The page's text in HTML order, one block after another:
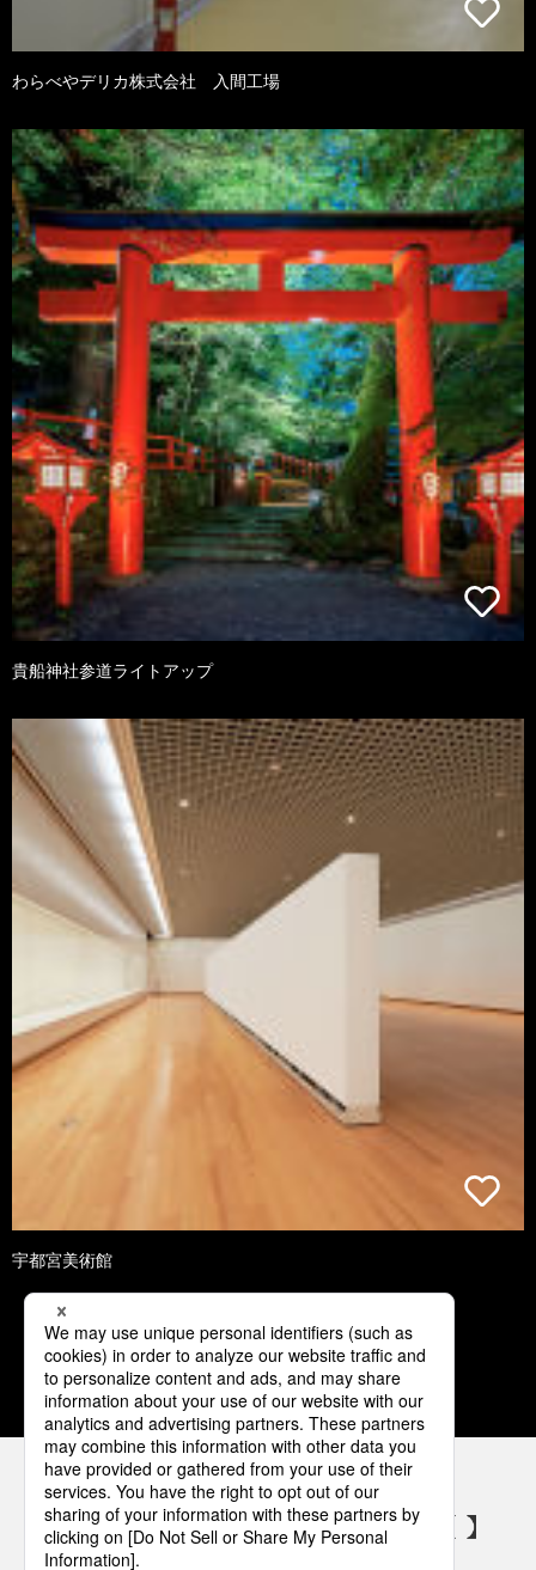
わらべやデリカ株式会社 入間工場
貴船神社参道ライトアップ
宇都宮美術館
1 2 3 4 5
パナソニックの電気設備 SNSアカウント